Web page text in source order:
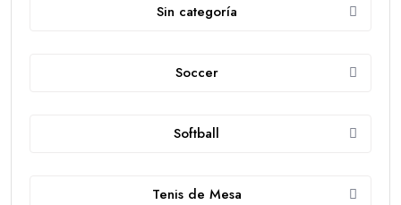
Sin categoría
Soccer
Softball
Tenis de Mesa